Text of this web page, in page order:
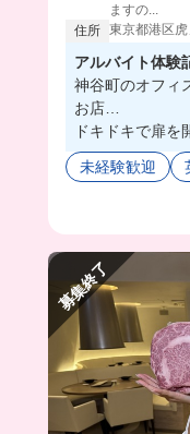
ますの...
住所 東京都港区
アルバイト体験
神谷町のオフィ
お店…
ドキドキで扉を
華な店内に、笑
て一気に緊張がほ
ここ実は、世
皆さん知識や経
ーや知識を学べ
まかないで絶品
接客も難しいこ
かないが食べた
🤭
未経験歓迎
募集終了